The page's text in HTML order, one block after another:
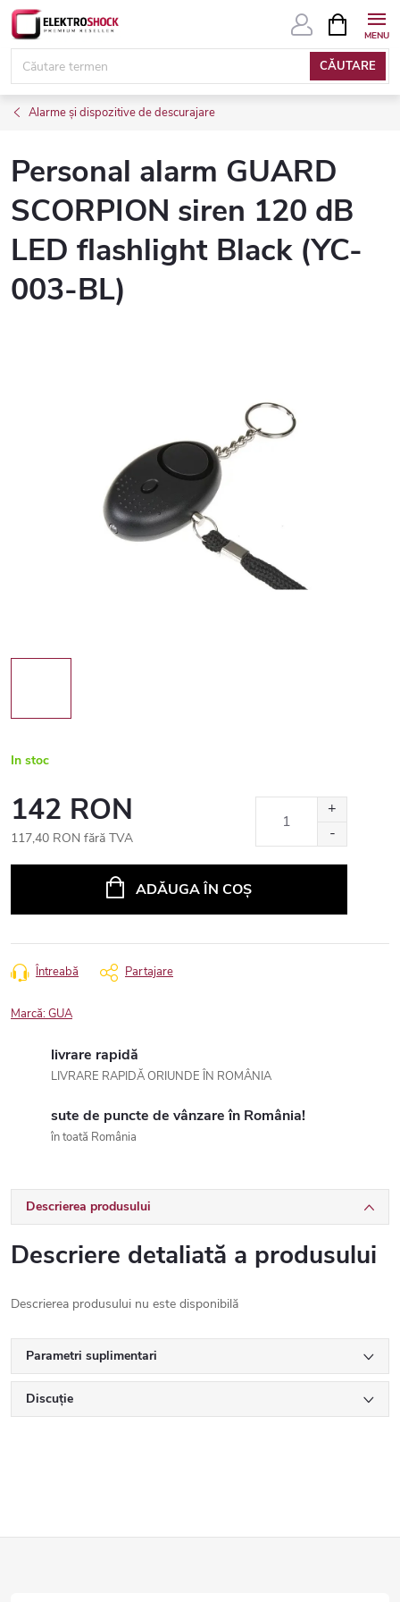
Treci
conținut
CĂUTARE
COŞ
DE
Alarme și dispozitive de descurajare
Personal alarm GUARD
SCORPION siren 120 dB
LED flashlight Black (YC-
003-BL)
In stoc
142 RON
117,40 RON fără TVA
ADĂUGA ÎN COŞ
Întreabă Partajare
Marcă:GUA
livrare rapidă
LIVRARE RAPIDĂ ORIUNDE ÎN ROMÂNIA
sute de puncte de vânzare în România!
în toată România
Descrierea produsului
Descriere detaliată a produsului
Descrierea produsului nu este disponibilă
Parametri suplimentari
Discuţie